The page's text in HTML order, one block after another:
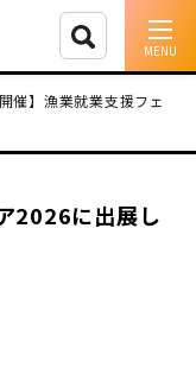
開催】漁業就業支援フェ
2026に出展し